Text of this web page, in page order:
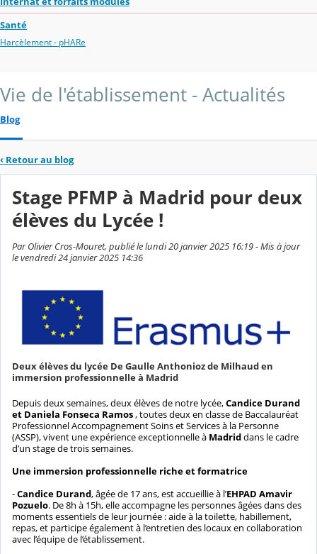
Santé
Harcèlement - pHARe
Vie de l'établissement - Actualités
Blog
‹ Retour au blog
Stage PFMP à Madrid pour deux
élèves du Lycée !
Par Olivier Cros-Mouret, publié le lundi 20 janvier 2025 16:19 - Mis à jour
le vendredi 24 janvier 2025 14:36
Deux élèves du lycée De Gaulle Anthonioz de Milhaud en
immersion professionnelle à Madrid
Depuis deux semaines, deux élèves de notre lycée,Candice Durand
et Daniela Fonseca Ramos, toutes deux en classe de Baccalauréat
Professionnel Accompagnement Soins et Services à la Personne
(ASSP), vivent une expérience exceptionnelle à Madriddans le cadre
d’un stage de trois semaines.
Une immersion professionnelle riche et formatrice
-Candice Durand, âgée de 17 ans, est accueillie à l’EHPAD Amavir
Pozuelo. De 8h à 15h, elle accompagne les personnes âgées dans des
moments essentiels de leur journée : aide à la toilette, habillement,
repas, et participe également à l’entretien des locaux en collaboration
avec l’équipe de l’établissement.